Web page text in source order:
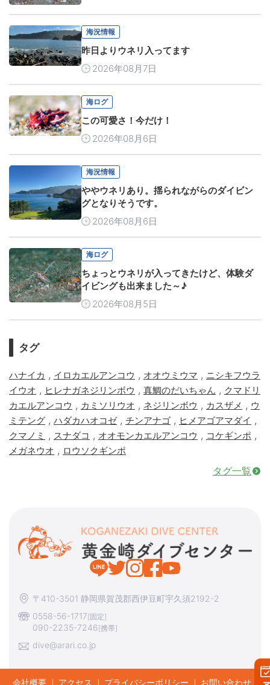
海況情報
昨日よりウネリ入ってます
2026年08月7日
海ログ
この可愛さ！今だけ！
2026年08月6日
海況情報
ややウネリあり。揺られながらのダイビン
グとなりそうです。
2026年08月6日
海ログ
ちょっとウネリが入ってきたけど、体験ダ
イビングも出来ました～♪
2026年08月5日
タグ
ハナイカ , イロカエルアンコウ , オオウミウマ , ニシキフウラ
イウオ , ヒレナガネジリンボウ , 真鯛のだいちゃん , クマドリ
カエルアンコウ , カミソリウオ , ネジリンボウ , カスザメ , ウ
ミテング , ハダカハオコゼ, チンアナゴ , ヒメアゴアマダイ ,
クマノミ , スナダコ , オオモンカエルアンコウ , コケギンポ ,
メガネウオ , ロウソクギンポ
タグ一覧
〒410-3501 静岡県賀茂郡西伊豆町宇久須2192-2
0558-56-1717[固定]
090-2235-7246[携帯]
dive@arari.co.jp
会社概要 アクセス プライバシーポリシー お問い合わせ